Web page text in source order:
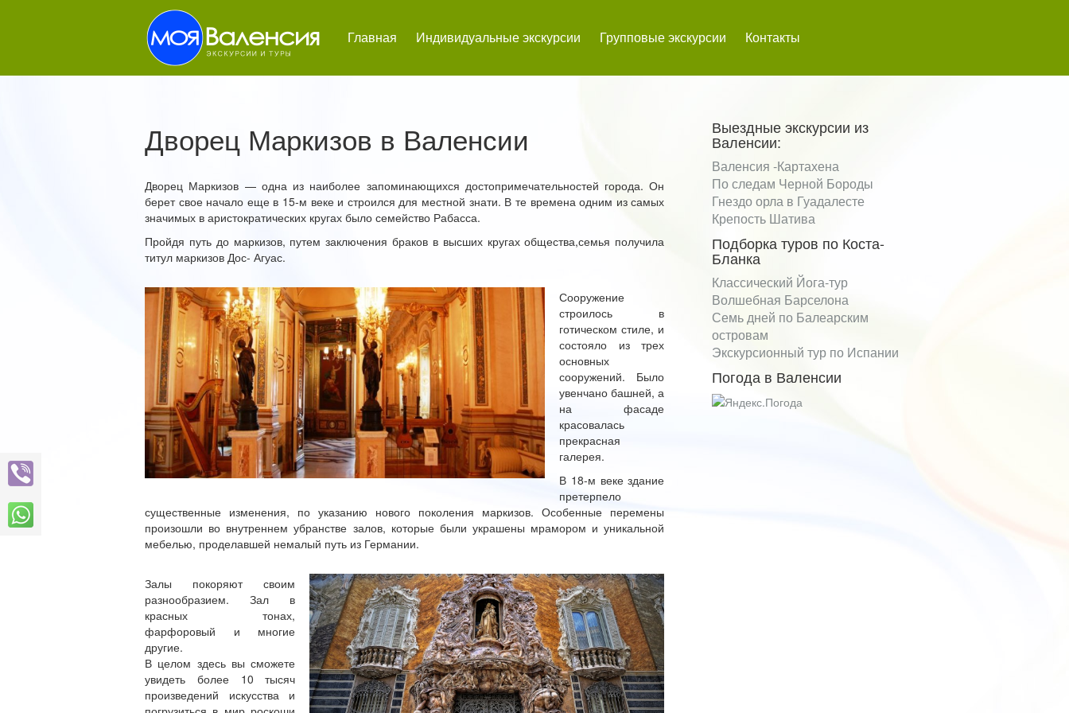
Главная Индивидуальные экскурсии Групповые экскурсии Контакты
Дворец Маркизов в Валенсии
Дворец Маркизов — одна из наиболее запоминающихся достопримечательностей города. Он
берет свое начало еще в 15-м веке и строился для местной знати. В те времена одним из самых
значимых в аристократических кругах было семейство Рабасса.
Пройдя путь до маркизов, путем заключения браков в высших кругах общества,семья получила
титул маркизов Дос- Агуас.
Сооружение
строилось в
готическом стиле, и
состояло из трех
основных
сооружений. Было
увенчано башней, а
на фасаде
красовалась
прекрасная
галерея.
В 18-м веке здание
претерпело
существенные изменения, по указанию нового поколения маркизов. Особенные перемены
произошли во внутреннем убранстве залов, которые были украшены мрамором и уникальной
мебелью, проделавшей немалый путь из Германии.
Залы покоряют своим
разнообразием. Зал в
красных тонах,
фарфоровый и многие
другие.
В целом здесь вы сможете
увидеть более 10 тысяч
произведений искусства и
Выездные экскурсии из
Валенсии:
Валенсия -Картахена
По следам Черной Бороды
Гнездо орла в Гуадалесте
Крепость Шатива
Подборка туров по Коста-
Бланка
Классический Йога-тур
Волшебная Барселона
Семь дней по Балеарским
островам
Экскурсионный тур по Испании
Погода в Валенсии